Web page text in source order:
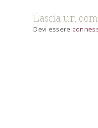
Lascia un
Devi essere